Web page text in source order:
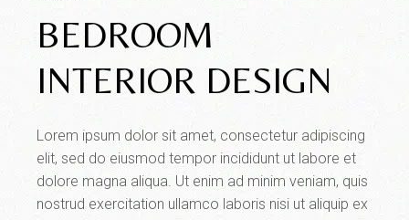
BEDROOM
INTERIOR DESIGN
Lorem ipsum dolor sit amet, consectetur adipiscing
elit, sed do eiusmod tempor incididunt ut labore et
dolore magna aliqua. Ut enim ad minim veniam, quis
nostrud exercitation ullamco laboris nisi ut aliquip ex